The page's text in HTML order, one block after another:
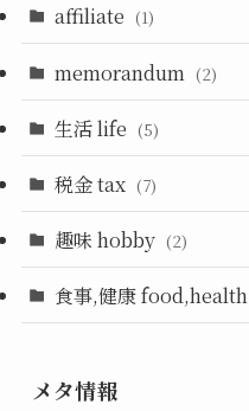
affiliate (1)
memorandum (2)
生活 life (5)
税金 tax (7)
趣味 hobby (2)
食事,健康 food,health
メタ情報